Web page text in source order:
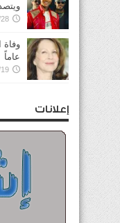
عاماً
إعلانات